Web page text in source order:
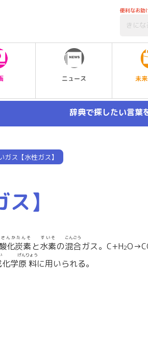
便利なお助
ニュース 未
辞典で探したい言葉
ガス【水性ガス】
】
化炭素
さんかたんそ
と水素
すいそ
の混合
こんごう
ガス。C+H2
化学原料
げんりょう
に用いられる。